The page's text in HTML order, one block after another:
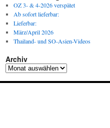
OZ 3- & 4-2026 verspätet
Ab sofort lieferbar:
Lieferbar:
März/April 2026
Thailand- und SO-Asien-Videos
Archiv
Archiv